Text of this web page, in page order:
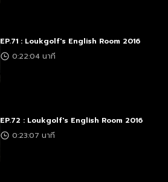
EP.71 : Loukgolf's English Room 2016
0:22:04 นาที
EP.72 : Loukgolf's English Room 2016
0:23:07 นาที